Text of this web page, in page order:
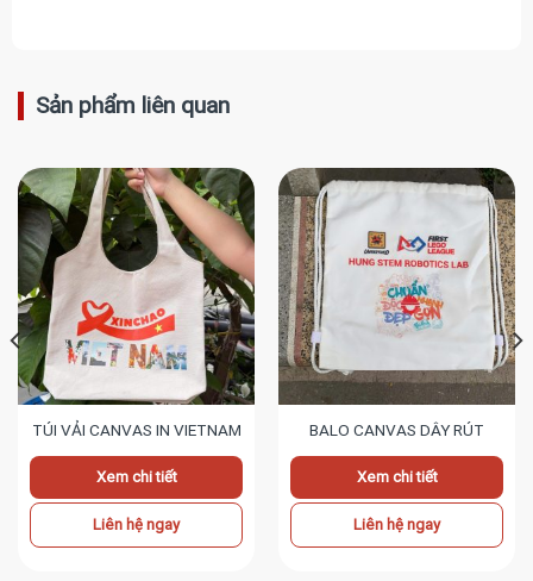
Sản phẩm liên quan
TÚI VẢI CANVAS IN VIETNAM
Xem chi tiết
Liên hệ ngay
BALO CANVAS DÂY RÚT
Xem chi tiết
Liên hệ ngay